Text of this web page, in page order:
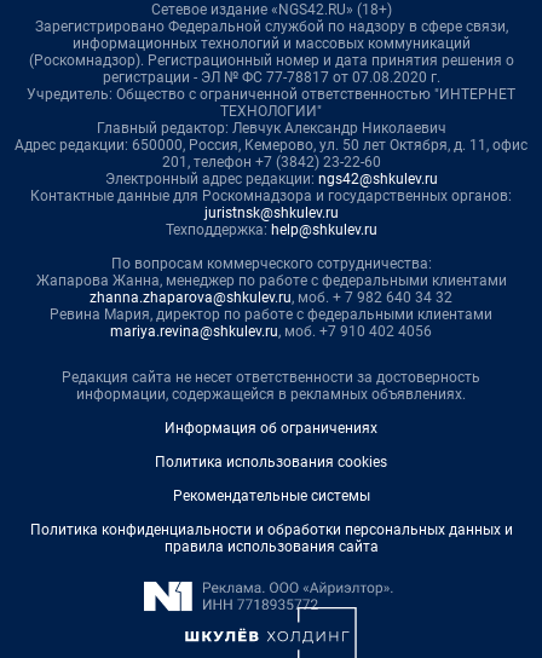
Сетевое издание «NGS42.RU» (18+)
Зарегистрировано Федеральной службой по надзору в сфере связи,
информационных технологий и массовых коммуникаций
(Роскомнадзор). Регистрационный номер и дата принятия решения о
регистрации - ЭЛ № ФС 77-78817 от 07.08.2020 г.
Учредитель: Общество с ограниченной ответственностью "ИНТЕРНЕТ
ТЕХНОЛОГИИ"
Главный редактор: Левчук Александр Николаевич
Адрес редакции: 650000, Россия, Кемерово, ул. 50 лет Октября, д. 11, офис
201, телефон +7 (3842) 23-22-60
Электронный адрес редакции: ngs42@shkulev.ru
Контактные данные для Роскомнадзора и государственных органов:
juristnsk@shkulev.ru
Техподдержка: help@shkulev.ru
По вопросам коммерческого сотрудничества:
Жапарова Жанна, менеджер по работе с федеральными клиентами
zhanna.zhaparova@shkulev.ru, моб. + 7 982 640 34 32
Ревина Мария, директор по работе с федеральными клиентами
mariya.revina@shkulev.ru, моб. +7 910 402 4056
Редакция сайта не несет ответственности за достоверность
информации, содержащейся в рекламных объявлениях.
Информация об ограничениях
Политика использования cookies
Рекомендательные системы
Политика конфиденциальности и обработки персональных данных и
правила использования сайта